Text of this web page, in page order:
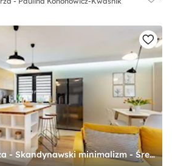
Jedyne.Takie.Wnętrza - Skandynawski minimalizm - Średnia otwarta z salonem biała szara z zabudowaną lodówką z lodówką wolnostojącą z nablatowym zlewozmywakiem kuchnia w kształcie litery l z wyspą lub półwyspem z oknem, styl skandynawski - zdjęcie od Jedyne.Takie.Wnętrza - Paulina Kononowicz-Kwaśnik